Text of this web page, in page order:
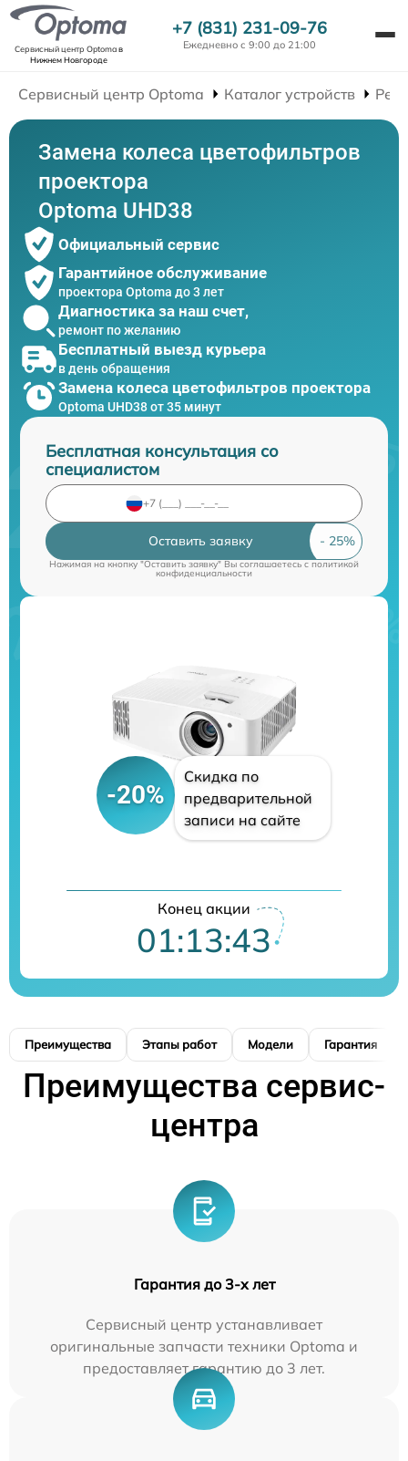
Сервисный центр Optomaв
Нижнем Новгороде
+7 (831) 231-09-76
Ежедневно с 9:00 до 21:00
Сервисный центр Optoma Каталог устройств
Замена колеса цветофильтров
проектора
Optoma UHD38
Официальный сервис
Гарантийное обслуживание
проектора Optoma до 3 лет
Диагностика за наш счет,
ремонт по желанию
Бесплатный выезд курьера
в день обращения
Замена колеса цветофильтров проектора
Optoma UHD38 от 35 минут
Бесплатная консультация со
специалистом
Оставить заявку
Нажимая на кнопку "Оставить заявку" Вы соглашаетесь cполитикой
конфиденциальности
-20%
Скидка по
предварительной
записи на сайте
Конец акции
01:13:42
Преимущества Этапы работ Модели Гарантия
Преимущества сервис-
центра
Гарантия до 3-х лет
Сервисный центр устанавливает
оригинальные запчасти техники Optoma и
предоставляет гарантию до 3 лет.